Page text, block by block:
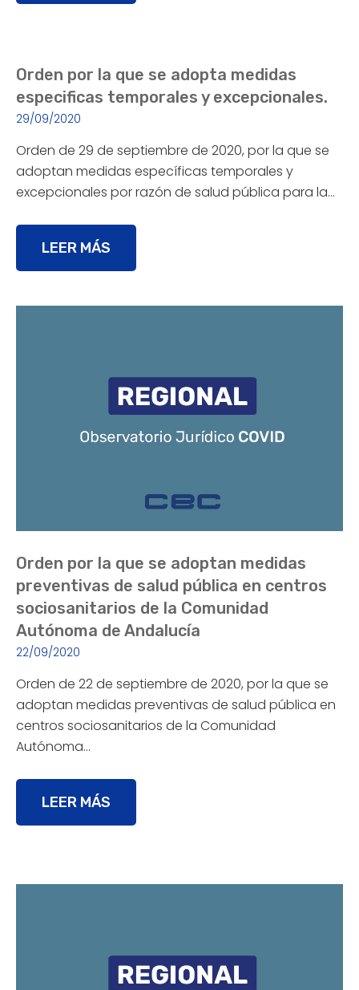
Orden por la que se adopta medidas
especificas temporales y excepcionales.
29/09/2020
Orden de 29 de septiembre de 2020, por la que se
adoptan medidas específicas temporales y
excepcionales por razón de salud pública para la…
LEER MÁS
Orden por la que se adoptan medidas
preventivas de salud pública en centros
sociosanitarios de la Comunidad
Autónoma de Andalucía
22/09/2020
Orden de 22 de septiembre de 2020, por la que se
adoptan medidas preventivas de salud pública en
centros sociosanitarios de la Comunidad
Autónoma…
LEER MÁS